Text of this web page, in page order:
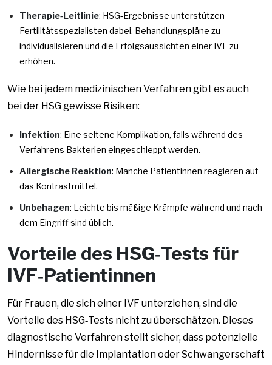
Therapie‑Leitlinie: HSG‑Ergebnisse unterstützen
Fertilitätsspezialisten dabei, Behandlungspläne zu
individualisieren und die Erfolgsaussichten einer IVF zu
erhöhen.
Wie bei jedem medizinischen Verfahren gibt es auch
bei der HSG gewisse Risiken:
Infektion: Eine seltene Komplikation, falls während des
Verfahrens Bakterien eingeschleppt werden.
Allergische Reaktion: Manche Patientinnen reagieren auf
das Kontrastmittel.
Unbehagen: Leichte bis mäßige Krämpfe während und nach
dem Eingriff sind üblich.
Vorteile des HSG‑Tests für
IVF‑Patientinnen
Für Frauen, die sich einer IVF unterziehen, sind die
Vorteile des HSG‑Tests nicht zu überschätzen. Dieses
diagnostische Verfahren stellt sicher, dass potenzielle
Hindernisse für die Implantation oder Schwangerschaft